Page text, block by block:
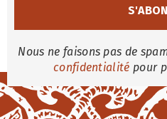
Nous ne faisons pas de
confidentialité pour